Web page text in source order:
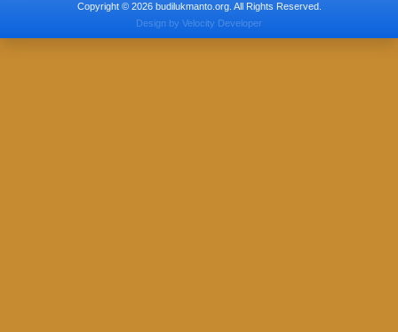
Copyright © 2026 budilukmanto.org. All Rights Reserved.
Design by Velocity Developer